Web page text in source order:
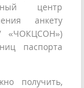
центр
анкету
«ЧОКЦСОН»)
паспорта
получить,